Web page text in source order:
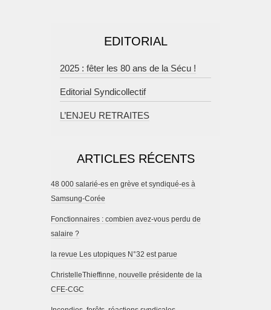
EDITORIAL
2025 : fêter les 80 ans de la Sécu !
Editorial Syndicollectif
L’ENJEU RETRAITES
ARTICLES RÉCENTS
48 000 salarié-es en grève et syndiqué-es à
Samsung-Corée
Fonctionnaires : combien avez-vous perdu de
salaire ?
la revue Les utopiques N°32 est parue
ChristelleThieffinne, nouvelle présidente de la
CFE-CGC